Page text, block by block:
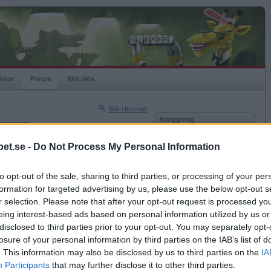
- Do Not Process My Personal Information
opt-out of the sale, sharing to third parties, or processing of your
for targeted advertising by us, please use the below opt-out
selection. Please note that after your opt-out request is processed
interest-based ads based on personal information utilized by us
to third parties prior to your opt-out. You may separately
of your personal information by third parties on the IAB’s list of
This information may also be disclosed by us to third parties on the
Participants that may further disclose it to other third parties.
Forum Min sida
Sök i forumet
Nästa sida »
2019-06-05 12:12
Inloggning
Kom ihåg mig
Glömt ditt lösenord?
Få ny aktiveringslänk
Betapet är gratis!